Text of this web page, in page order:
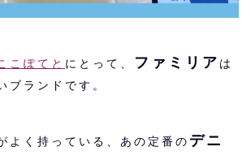
こぽてと にとって、 ファミリア は
ブランドです。
よく持っている、あの定番の デニ